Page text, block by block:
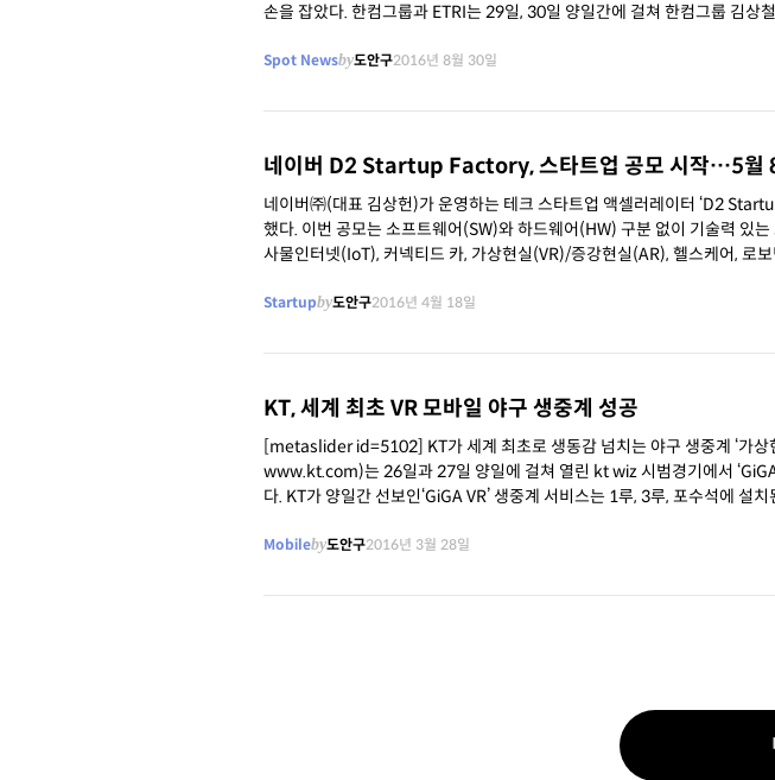
손을 잡았다. 한컴그룹과 ETRI는 29일, 30일 양일간에 걸쳐 한컴그룹
Spot Newsby도안구2016년 8월 30일
네이버 D2 Startup Factory, 스타트업 공모 시작…5월
네이버㈜(대표 김상헌)가 운영하는 테크 스타트업 액셀러레이터 ‘D2
했다. 이번 공모는 소프트웨어(SW)와 하드웨어(HW) 구분 없이 기술력 있는 스타트업이라면 누구나 지원 가능하며, 머신러닝,
사물인터넷(IoT), 커넥티드 카, 가상현실(VR)/증강현실(AR), 헬스케어,
Startupby도안구2016년 4월 18일
KT, 세계 최초 VR 모바일 야구 생중계 성공
[metaslider id=5102] KT가 세계 최초로 생동감 넘치는 야구 생중계 ‘가상현실(VR)’ 서비스 시대를 열었다. KT(회장 황창규,
www.kt.com)는 26일과 27일 양일에 걸쳐 열린 kt wiz 시범경기에서
다. KT가 양일간 선보인‘GiGA VR’ 생중계 서비스는 1루, 3루, 포수석에 설치
Mobileby도안구2016년 3월 28일